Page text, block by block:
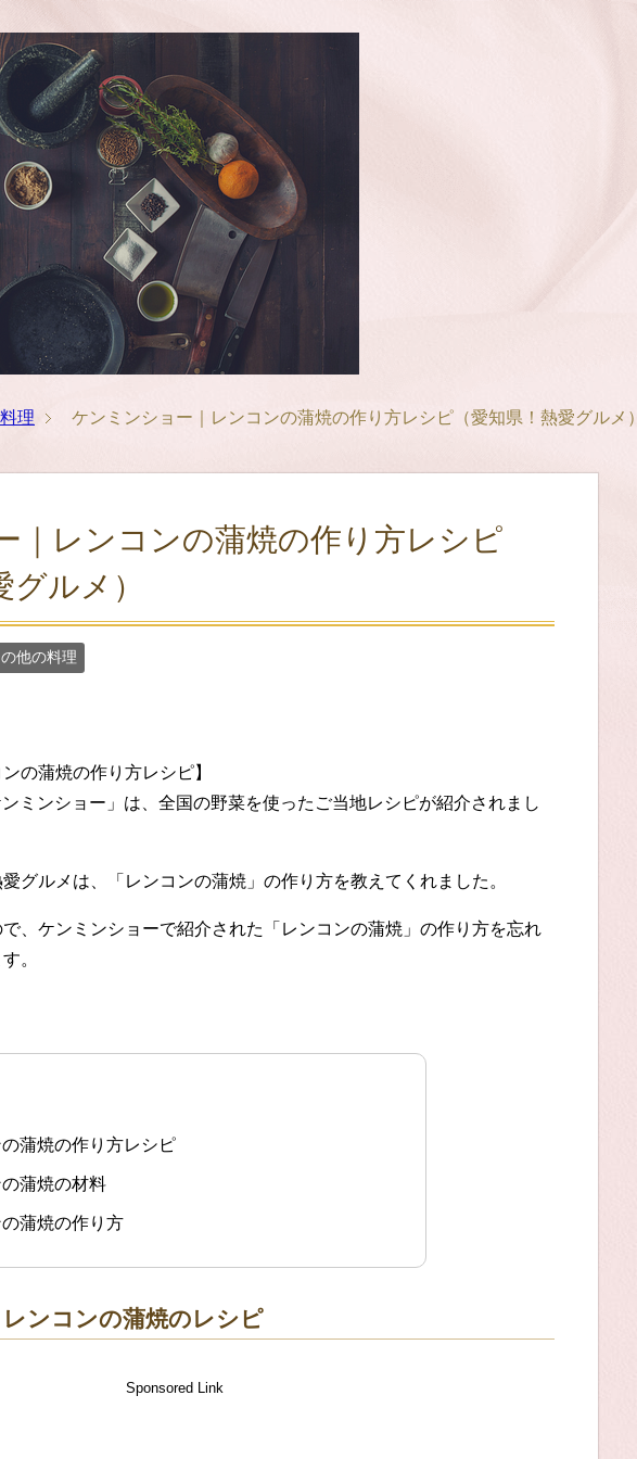
理 ケンミンショー｜レンコンの蒲焼の作り方レシピ（愛知県！熱愛グルメ）
｜レンコンの蒲焼の作り方レシピ
グルメ）
他の料理
の蒲焼の作り方レシピ】
ミンショー」は、全国の野菜を使ったご当地レシピが紹介されまし
グルメは、「レンコンの蒲焼」の作り方を教えてくれました。
、ケンミンショーで紹介された「レンコンの蒲焼」の作り方を忘れ
。
蒲焼の作り方レシピ
蒲焼の材料
蒲焼の作り方
ンコンの蒲焼のレシピ
Sponsored Link